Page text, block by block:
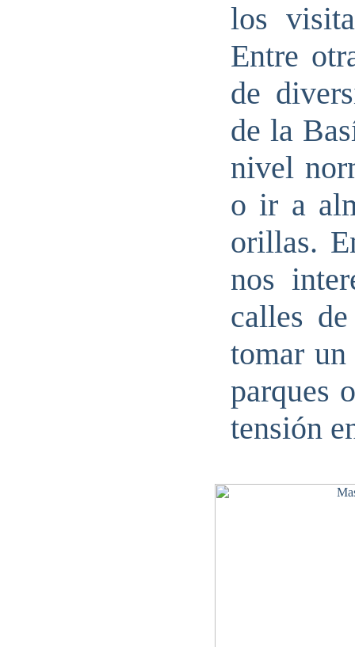
los
Entre
de
de la
nivel
o ir a
orillas.
nos
calles
tomar
parques
tensión